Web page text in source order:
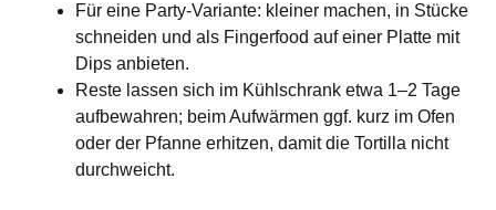
Für eine Party-Variante: kleiner machen, in Stücke
schneiden und als Fingerfood auf einer Platte mit
Dips anbieten.
Reste lassen sich im Kühlschrank etwa 1–2 Tage
aufbewahren; beim Aufwärmen ggf. kurz im Ofen
oder der Pfanne erhitzen, damit die Tortilla nicht
durchweicht.